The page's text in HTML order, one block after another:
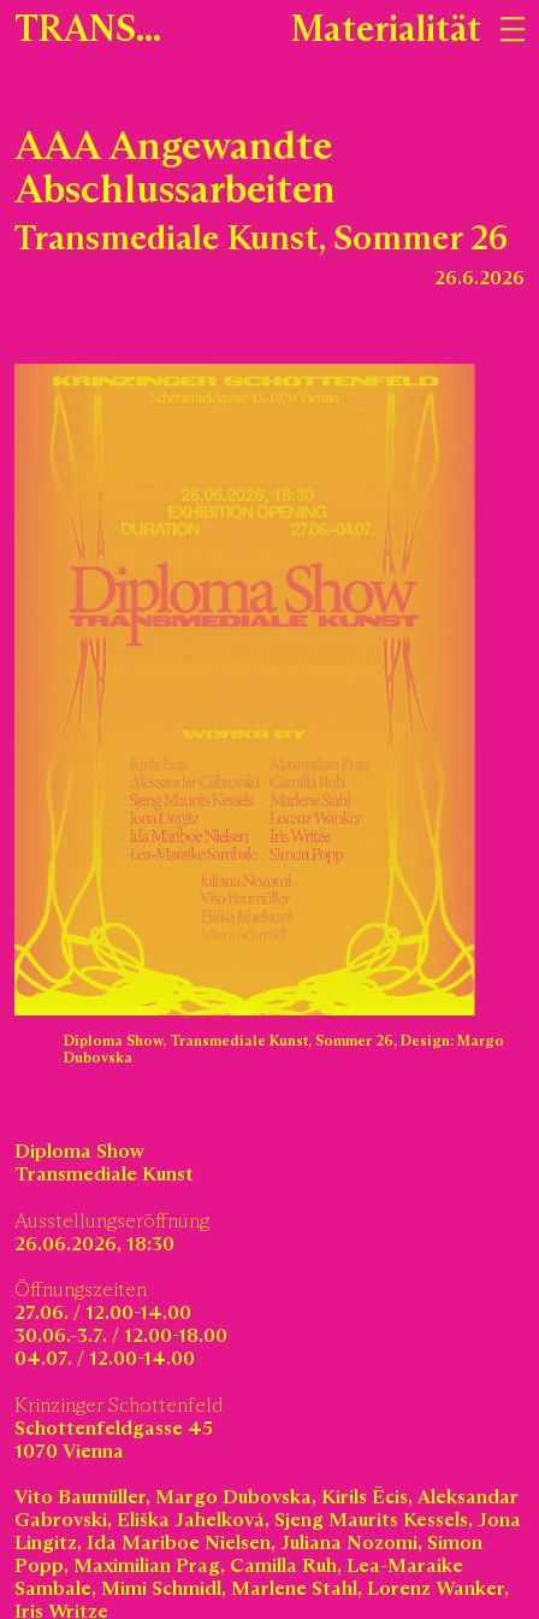
AAA Angewandte
Abschlussarbeiten
Transmediale Kunst, Sommer 26
26.6.2026
Diploma Show, Transmediale Kunst, Sommer 26, Design: Margo
Dubovska
Diploma Show
Transmediale Kunst
Ausstellungseröffnung
26.06.2026, 18:30
Öffnungszeiten
27.06. / 12.00-14.00
30.06.-3.7. / 12.00-18.00
04.07. / 12.00-14.00
Krinzinger Schottenfeld
Schottenfeldgasse 45
1070 Vienna
Vito Baumüller, Margo Dubovska, Kirils Ēcis, Aleksandar
Gabrovski, Eliška Jahelková, Sjeng Maurits Kessels, Jona
Lingitz, Ida Mariboe Nielsen, Juliana Nozomi, Simon
Popp, Maximilian Prag, Camilla Ruh, Lea-Maraike
Sambale, Mimi Schmidl, Marlene Stahl, Lorenz Wanker,
Iris Writze
TRANS... Materialität
Startseite